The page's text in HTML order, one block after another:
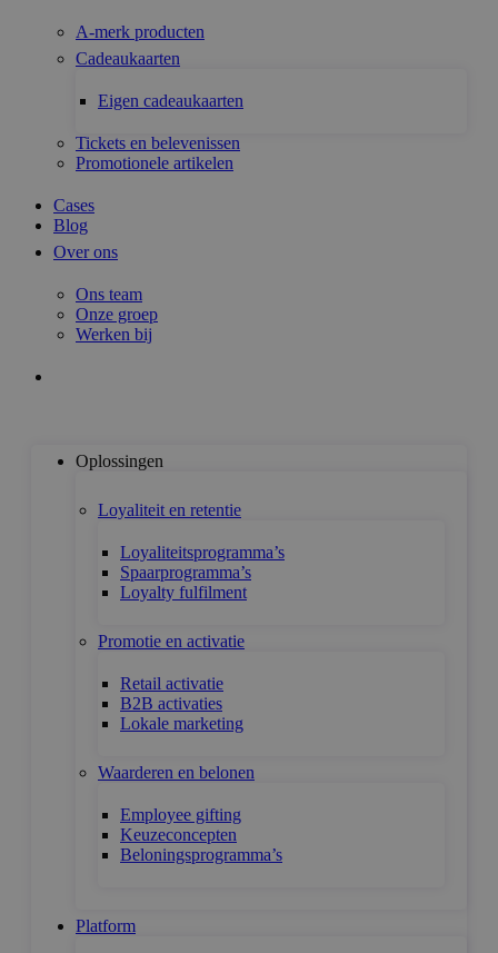
A-merk producten
Cadeaukaarten
Eigen cadeaukaarten
Tickets en belevenissen
Promotionele artikelen
Cases
Blog
Over ons
Ons team
Onze groep
Werken bij
Oplossingen
Loyaliteit en retentie
Loyaliteitsprogramma’s
Spaarprogramma’s
Loyalty fulfilment
Promotie en activatie
Retail activatie
B2B activaties
Lokale marketing
Waarderen en belonen
Employee gifting
Keuzeconcepten
Beloningsprogramma’s
Platform